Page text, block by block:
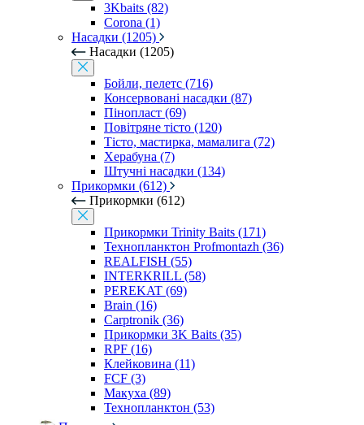
3Kbaits (82)
Corona (1)
Насадки (1205)
Насадки (1205)
Бойли, пелетс (716)
Консервовані насадки (87)
Пінопласт (69)
Повітряне тісто (120)
Тісто, мастирка, мамалига (72)
Херабуна (7)
Штучні насадки (134)
Прикормки (612)
Прикормки (612)
Прикормки Trinity Baits (171)
Технопланктон Profmontazh (36)
REALFISH (55)
INTERKRILL (58)
PEREKAT (69)
Brain (16)
Carptronik (36)
Прикормки 3K Baits (35)
RPF (16)
Клейковина (11)
FCF (3)
Макуха (89)
Технопланктон (53)